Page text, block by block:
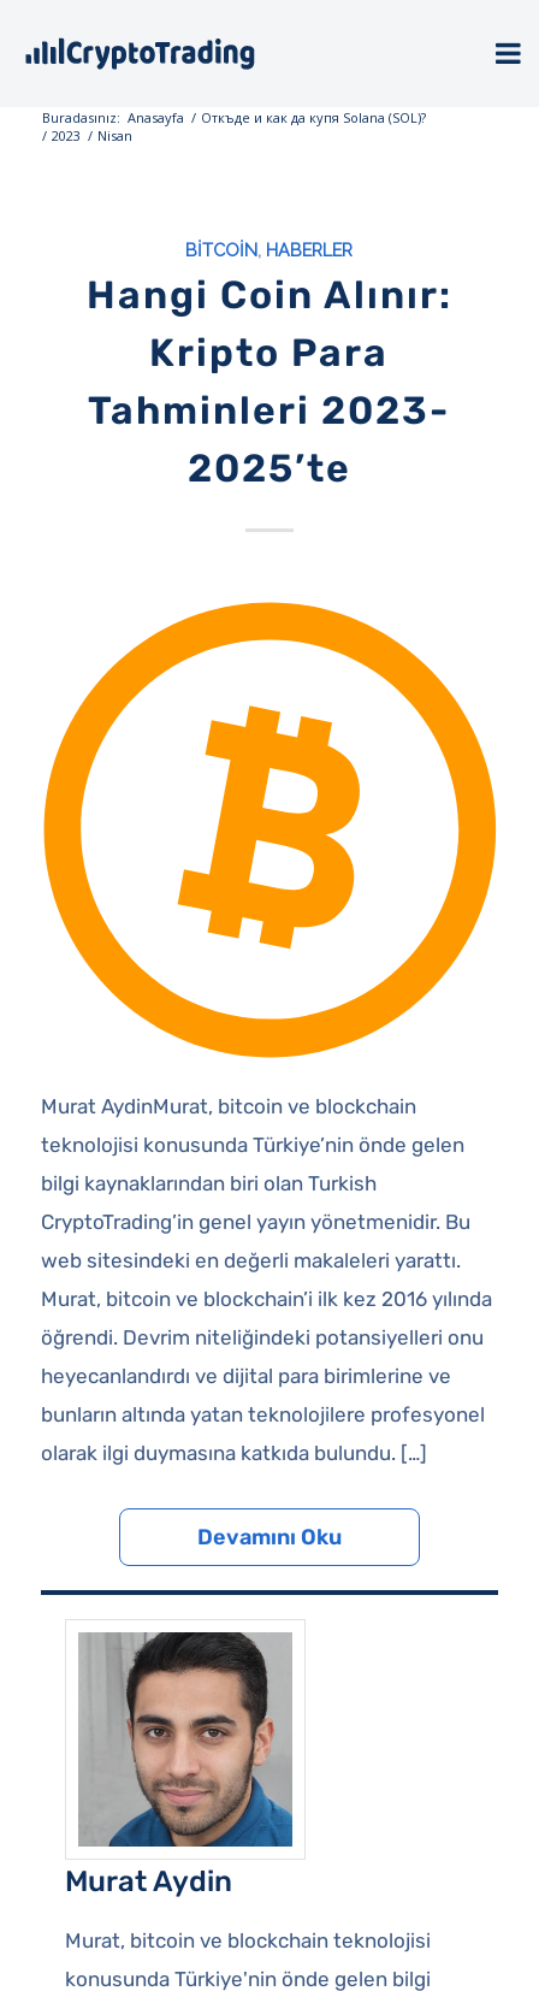
Buradasınız: Anasayfa / Откъде и как да купя Solana (SOL)?
/ 2023 / Nisan
BITCOIN, HABERLER
Hangi Coin Alınır:
Kripto Para
Tahminleri 2023-
2025’te
Murat AydinMurat, bitcoin ve blockchain
teknolojisi konusunda Türkiye’nin önde gelen
bilgi kaynaklarından biri olan Turkish
CryptoTrading’in genel yayın yönetmenidir. Bu
web sitesindeki en değerli makaleleri yarattı.
Murat, bitcoin ve blockchain’i ilk kez 2016 yılında
öğrendi. Devrim niteliğindeki potansiyelleri onu
heyecanlandırdı ve dijital para birimlerine ve
bunların altında yatan teknolojilere profesyonel
olarak ilgi duymasına katkıda bulundu. […]
Devamını Oku
Murat Aydin
Murat, bitcoin ve blockchain teknolojisi
konusunda Türkiye'nin önde gelen bilgi